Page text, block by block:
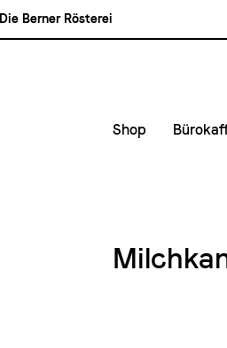
Die Berner Rösterei
Shop